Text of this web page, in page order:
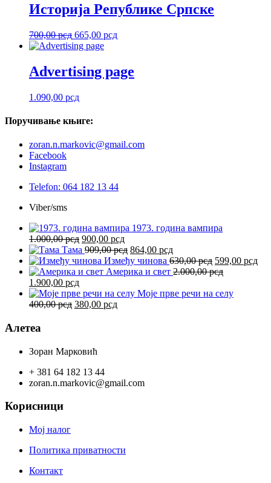
Историја Републике Српске
700,00рсд Оригинална
цена
била:
700,00 рсд.
665,00 рсдТренутна
665,00 рсд.
Advertising page
1.090,00 рсд
Поручивање књиге:
zoran.n.markovic@gmail.com
Facebook
Instagram
Telefon: 064 182 13 44
Viber/sms
1973. година вампира
1.000,00рсд Оригинална
цена
је
била:
900,00 рсдТренутна
цена
је:
900,00 рсд.
Тама 909,00рсд Оригинална
цена
је
909,00 рсд.
864,00 рсдТренутна
цена
је:
Између чинова 630,00рсд Оригинална
цена
била:
599,00 рсд
Америка и свет 2.000,00рсд
Оригинална
цена
је
2.000,00 рсд.
1.900,00 рсдТренутна
цена
је:
Моје прве речи на селу
400,00рсд Оригинална
400,00 рсд.
380,00 рсдТренутна
Алетеа
Зоран Марковић
+ 381 64 182 13 44
zoran.n.markovic@gmail.com
Корисници
Мој налог
Политика приватности
Контакт